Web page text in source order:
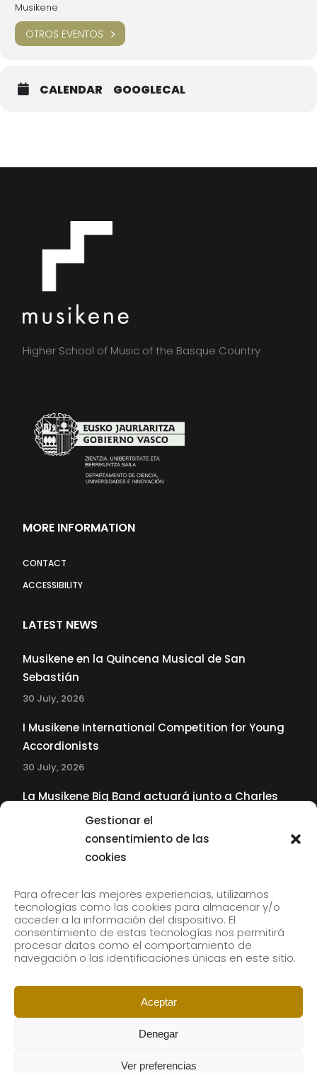
Gestionar el
consentimiento de las
cookies
Para ofrecer las mejores experiencias, utilizamos
tecnologías como las cookies para almacenar y/o
acceder a la información del dispositivo. El
consentimiento de estas tecnologías nos permitirá
procesar datos como el comportamiento de
navegación o las identificaciones únicas en este sitio.
Aceptar
Denegar
Ver preferencias
Musikene
OTROS EVENTOS
CALENDAR GOOGLECAL
Higher School of Music of the Basque Country
MORE INFORMATION
CONTACT
ACCESSIBILITY
LATEST NEWS
Musikene en la Quincena Musical de San
Sebastián
30 July, 2026
I Musikene International Competition for Young
Accordionists
30 July, 2026
La Musikene Big Band actuará junto a Charles
Tolliver en el 61 Jazzaldia
Subscribe to our newsletter to receive our news by
email.